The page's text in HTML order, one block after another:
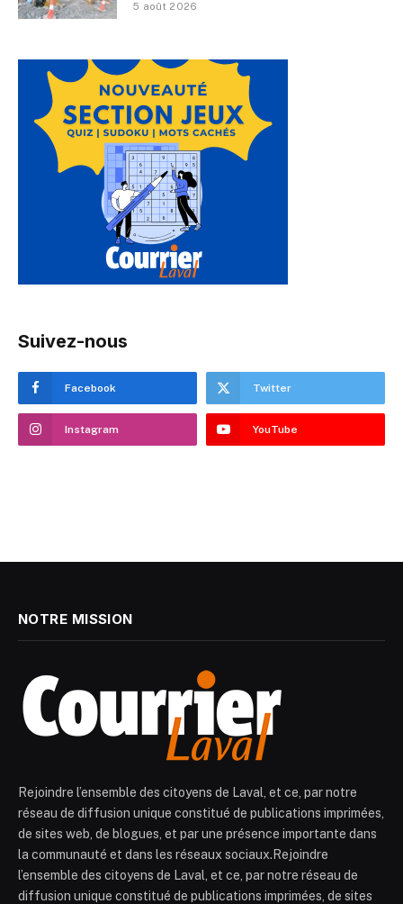
5 août 2026
Suivez-nous
Facebook Twitter
Instagram YouTube
NOTRE MISSION
Rejoindre l’ensemble des citoyens de Laval, et ce, par notre
réseau de diffusion unique constitué de publications imprimées,
de sites web, de blogues, et par une présence importante dans
la communauté et dans les réseaux sociaux.Rejoindre
l’ensemble des citoyens de Laval, et ce, par notre réseau de
diffusion unique constitué de publications imprimées, de sites